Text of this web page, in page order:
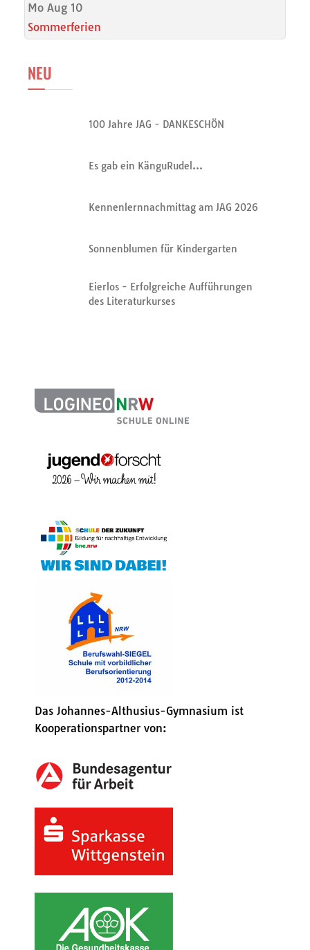
Mo Aug 10
Sommerferien
NEU
100 Jahre JAG - DANKESCHÖN
Es gab ein KänguRudel…
Kennenlernnachmittag am JAG 2026
Sonnenblumen für Kindergarten
Eierlos - Erfolgreiche Aufführungen
des Literaturkurses
Das Johannes-Althusius-Gymnasium ist
Kooperationspartner von: